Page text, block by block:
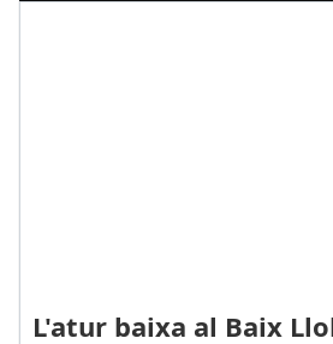
L'atur baixa al Baix